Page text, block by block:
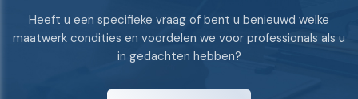
Heeft u een specifieke vraag of bent u benieuwd welke
maatwerk condities en voordelen we voor professionals als u
in gedachten hebben?